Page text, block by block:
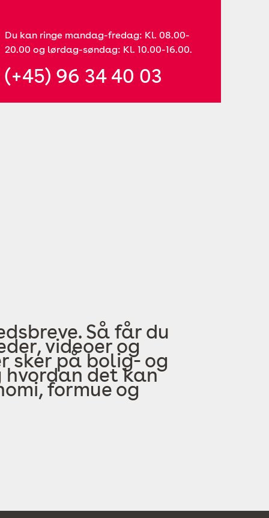
Du kan ringe mandag-fredag: Kl. 08.00-
20.00 og lørdag-søndag: Kl. 10.00-16.00.
(+45) 96 34 40 03
Så får du
videoer og
sker på bolig- og
hvordan det kan
formue og